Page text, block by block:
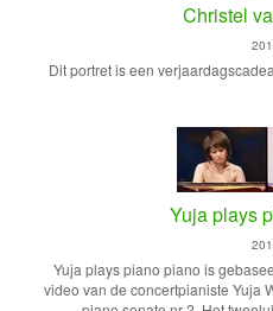
Christel
Dit portret is een
Yuja plays
Yuja plays piano piano is
video van de concertpianiste Yuja